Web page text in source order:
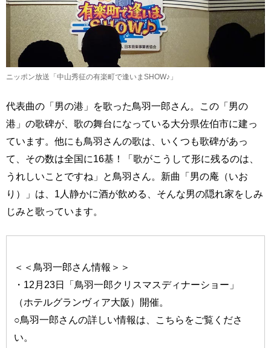
ニッポン放送「中山秀征の有楽町で逢いまSHOW♪」
代表曲の「男の港」を歌った鳥羽一郎さん。この「男の
港」の歌碑が、歌の舞台になっている大分県佐伯市に建っ
ています。他にも鳥羽さんの歌は、いくつも歌碑があっ
て、その数は全国に16基！「歌がこうして形に残るのは、
うれしいことですね」と鳥羽さん。新曲「男の庵（いお
り）」は、1人静かに酒が飲める、そんな男の隠れ家をしみ
じみと歌っています。
＜＜鳥羽一郎さん情報＞＞
・12月23日「鳥羽一郎クリスマスディナーショー」
（ホテルグランヴィア大阪）開催。
○鳥羽一郎さんの詳しい情報は、こちらをご覧くださ
い。